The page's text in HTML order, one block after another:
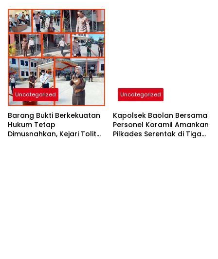
korban semasa hidup”
Uncategorized
Barang Bukti Berkekuatan
Hukum Tetap
Dimusnahkan, Kejari Tolitoli
Uncategorized
Kapolsek Baolan Bersama
Personel Koramil Amankan
Pilkades Serentak di Tiga